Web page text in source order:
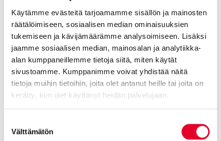
Käytämme evästeitä tarjoamamme sisällön ja mainosten
räätälöimiseen, sosiaalisen median ominaisuuksien
tukemiseen ja kävijämäärämme analysoimiseen. Lisäksi
jaamme sosiaalisen median, mainosalan ja analytiikka-
alan kumppaneillemme tietoja siitä, miten käytät
sivustoamme. Kumppanimme voivat yhdistää näitä
tietoja muihin tietoihin, joita olet antanut heille tai joita on
kerätty, kun olet käyttänyt heidän palvelujaan.
valinta
Välttämätön
Kaski Saaristo
Hyönä